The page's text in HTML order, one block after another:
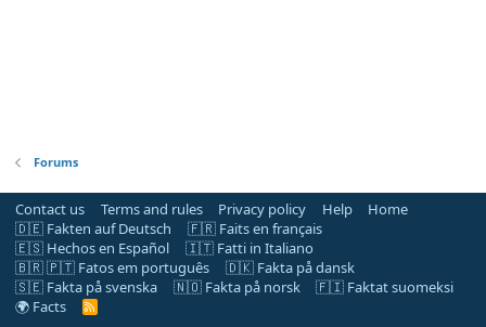
Forums
Contact us Terms and rules Privacy policy Help
Home
🇩🇪 Fakten auf Deutsch
🇫🇷 Faits en français
🇪🇸 Hechos en Español
🇮🇹 Fatti in Italiano
🇧🇷 🇵🇹 Fatos em português
🇩🇰 Fakta på dansk
🇸🇪 Fakta på svenska
🇳🇴 Fakta på norsk
🇫🇮 Faktat suomeksi
🌍 Facts
R